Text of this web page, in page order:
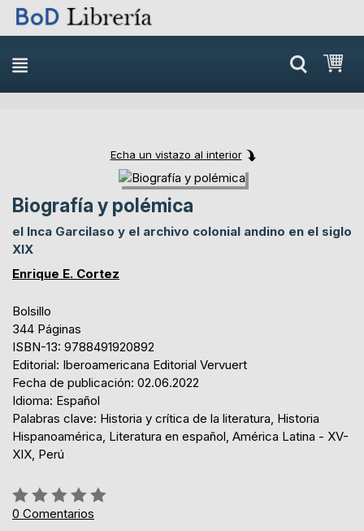
Skip
to
content
Mi
Echa un vistazo al interior
Skip
to
the
end
Skip
to
the
beginning
Biografía y polémica
el Inca Garcilaso y el archivo colonial andino en el siglo
XIX
Enrique E. Cortez
Bolsillo
344 Páginas
ISBN-13: 9788491920892
Editorial: Iberoamericana Editorial Vervuert
Fecha de publicación: 02.06.2022
Idioma: Español
Palabras clave: Historia y crítica de la literatura, Historia
Hispanoamérica, Literatura en español, América Latina - XV-
XIX, Perú
Rating:
0%
0 Comentarios